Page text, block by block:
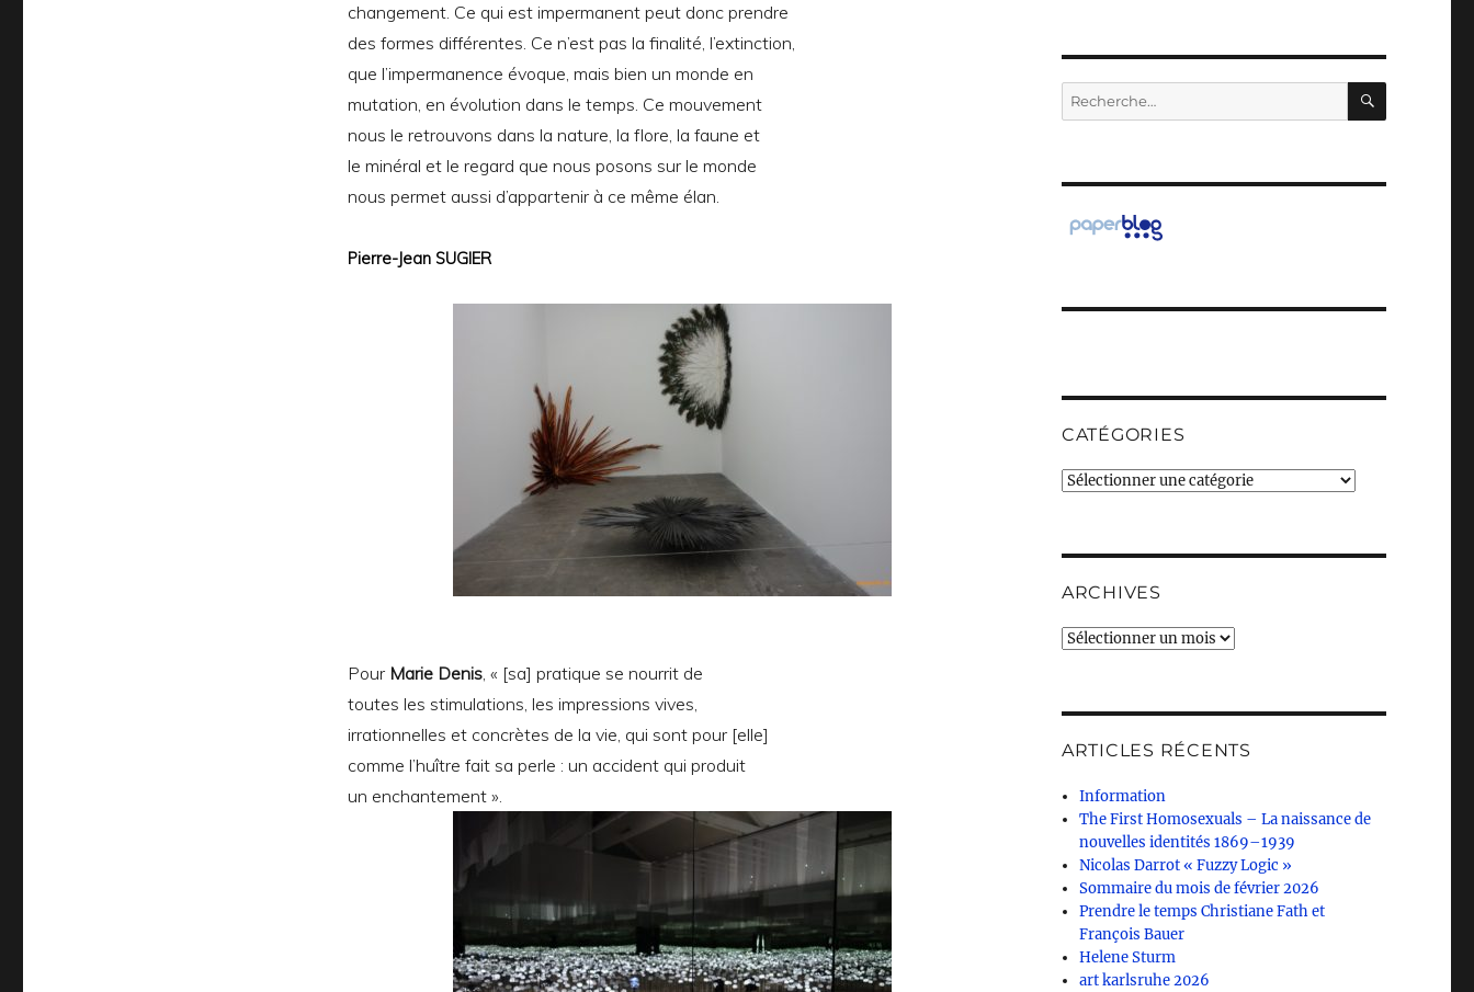
changement. Ce qui est impermanent peut donc prendre
des formes différentes. Ce n’est pas la finalité, l’extinction,
que l’impermanence évoque, mais bien un monde en
mutation, en évolution dans le temps. Ce mouvement
nous le retrouvons dans la nature, la flore, la faune et
le minéral et le regard que nous posons sur le monde
nous permet aussi d’appartenir à ce même élan.
Pierre-Jean SUGIER
PourMarie Denis, « [sa] pratique se nourrit de
toutes les stimulations, les impressions vives,
irrationnelles et concrètes de la vie, qui sont pour [elle]
comme l’huître fait sa perle : un accident qui produit
un enchantement ».
Recherche
pour :
CATÉGORIES
Catégories
ARCHIVES
Archives
ARTICLES RÉCENTS
Information
The First Homosexuals – La naissance de
nouvelles identités 1869–1939
Nicolas Darrot « Fuzzy Logic »
Sommaire du mois de février 2026
Prendre le temps Christiane Fath et
François Bauer
Helene Sturm
art karlsruhe 2026